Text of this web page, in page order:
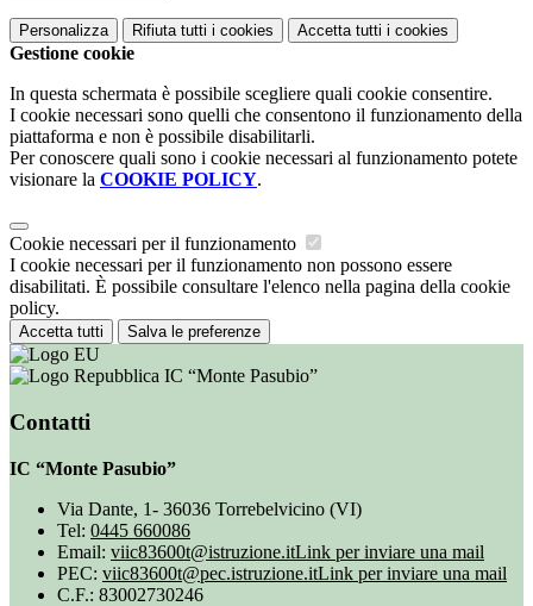
Personalizza Rifiuta tutti i cookies Accetta tutti i cookies
Gestione cookie
In questa schermata è possibile scegliere quali cookie consentire.
I cookie necessari sono quelli che consentono il funzionamento della
piattaforma e non è possibile disabilitarli.
Per conoscere quali sono i cookie necessari al funzionamento potete
visionare la COOKIE POLICY.
Cookie necessari per il funzionamento
I cookie necessari per il funzionamento non possono essere
disabilitati. È possibile consultare l'elenco nella pagina della cookie
policy.
Accetta tutti Salva le preferenze
IC “Monte Pasubio”
Contatti
IC “Monte Pasubio”
Via Dante, 1- 36036 Torrebelvicino (VI)
Tel: 0445 660086
Email: viic83600t@istruzione.itLink per inviare una mail
PEC: viic83600t@pec.istruzione.itLink per inviare una mail
C.F.: 83002730246